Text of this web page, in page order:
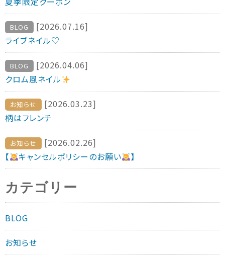
BLOG
[2026.07.16]
ライブネイル♡
BLOG
[2026.04.06]
クロム風ネイル
お知らせ
[2026.03.23]
柄はフレンチ
お知らせ
[2026.02.26]
【
キャンセルポリシーのお願い 】
カテゴリー
BLOG
お知らせ